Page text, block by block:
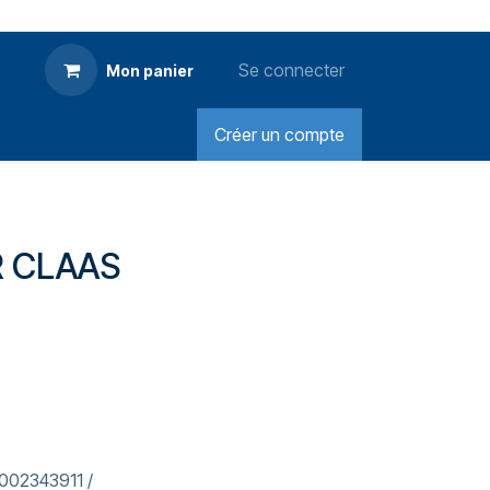
Mon panier Se connecter
Créer un compte
CLAAS
/